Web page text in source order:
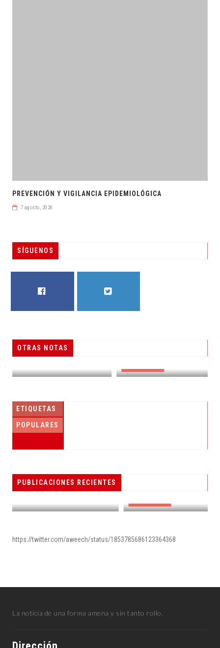
PREVENCIÓN Y VIGILANCIA EPIDEMIOLÓGICA
7 agosto, 2026
SÍGUENOS
OTRAS NOTAS
ÁLVAREZ MAYNES PROMUEVE DENUNCIA POPULAR
ETIQUETAS
POPULARES
PUBLICACIONES RECIENTES
ACÉRCATE AL REGISTRO CIVIL PARA OBTENER TÚ ACTA
https://twitter.com/aweech/status/1853785686123364368
La noticia de una forma amena y sin tanto rollo.